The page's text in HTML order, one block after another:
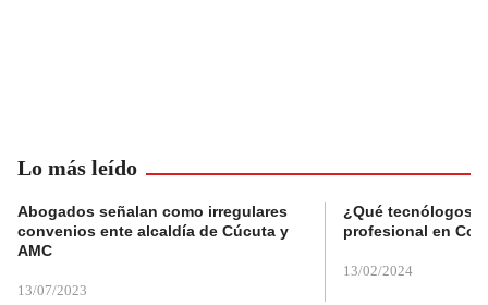
Lo más leído
Abogados señalan como irregulares
convenios ente alcaldía de Cúcuta y
AMC
13/07/2023
¿Qué tecnólogos
profesional en
13/02/2024